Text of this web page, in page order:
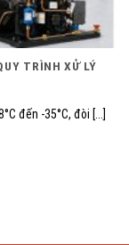
TRÌNH XỬ LÝ
đến -35°C, đòi [...]